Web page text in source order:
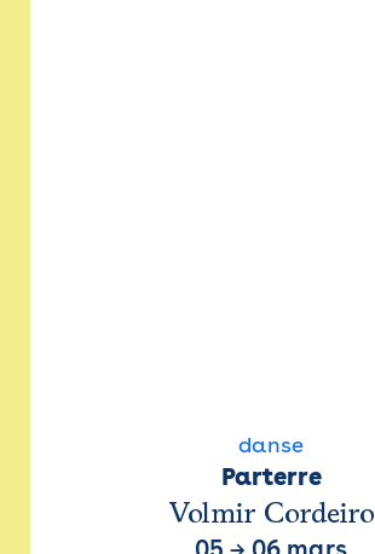
danse
Parterre
Volmir Cordeiro